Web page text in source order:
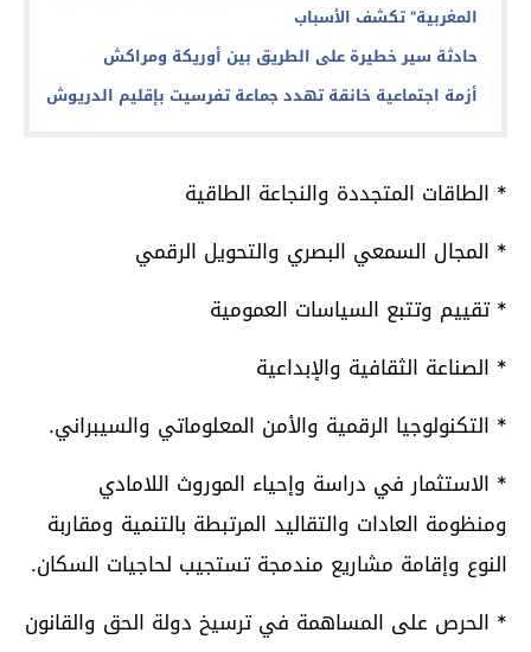
المغربية” تكشف الأسباب
حادثة سير خطيرة على الطريق بين أوريكة ومراكش
أزمة اجتماعية خانقة تهدد جماعة تفرسيت بإقليم الدريوش
* الطاقات المتجددة والنجاعة الطاقية
* المجال السمعي البصري والتحويل الرقمي
* تقييم وتتبع السياسات العمومية
* الصناعة الثقافية والإبداعية
* التكنولوجيا الرقمية والأمن المعلوماتي والسيبراني.
* الاستثمار في دراسة وإحياء الموروث اللامادي
ومنظومة العادات والتقاليد المرتبطة بالتنمية ومقاربة
النوع وإقامة مشاريع مندمجة تستجيب لحاجيات السكان.
* الحرص على المساهمة في ترسيخ دولة الحق والقانون